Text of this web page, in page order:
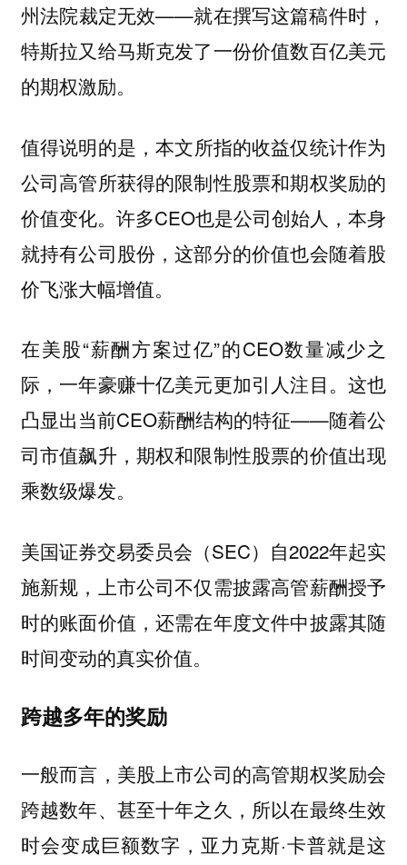
州法院裁定无效——就在撰写这篇稿件时，
特斯拉又给马斯克发了一份价值数百亿美元
的期权激励。
值得说明的是，本文所指的收益仅统计作为
公司高管所获得的限制性股票和期权奖励的
价值变化。许多CEO也是公司创始人，本身
就持有公司股份，这部分的价值也会随着股
价飞涨大幅增值。
在美股“薪酬方案过亿”的CEO数量减少之
际，一年豪赚十亿美元更加引人注目。这也
凸显出当前CEO薪酬结构的特征——随着公
司市值飙升，期权和限制性股票的价值出现
乘数级爆发。
美国证券交易委员会（SEC）自2022年起实
施新规，上市公司不仅需披露高管薪酬授予
时的账面价值，还需在年度文件中披露其随
时间变动的真实价值。
跨越多年的奖励
一般而言，美股上市公司的高管期权奖励会
跨越数年、甚至十年之久，所以在最终生效
时会变成巨额数字，亚力克斯·卡普就是这